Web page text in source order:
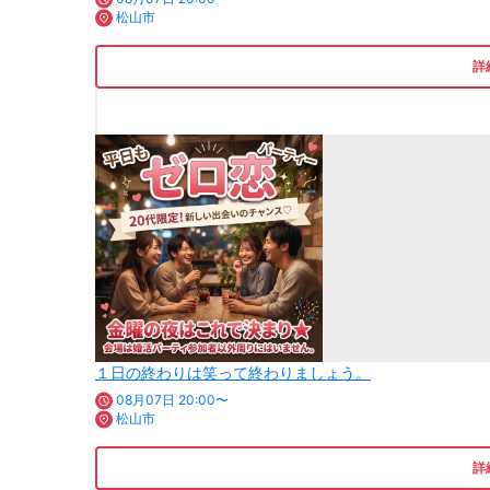
松山市
詳
１日の終わりは笑って終わりましょう。
08月07日 20:00〜
松山市
詳